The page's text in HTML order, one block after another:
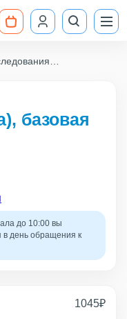
1045₽
базовая
до 10:00 вы
в день обращения к